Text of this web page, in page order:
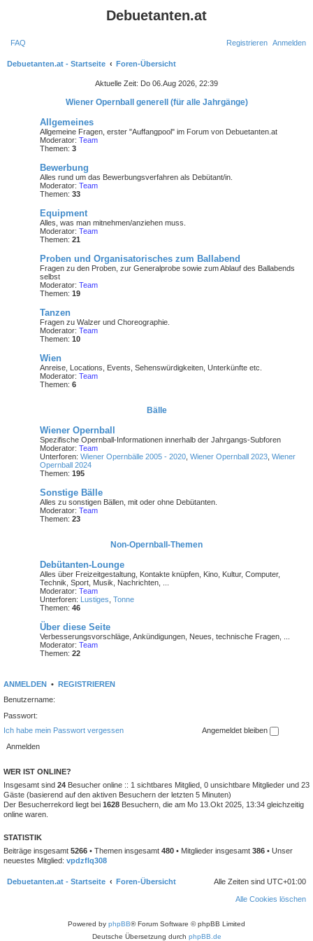
Debuetanten.at
FAQ Anmelden
Registrieren
Debuetanten.at - Startseite
Foren-Übersicht
Aktuelle Zeit: Do 06.Aug 2026, 22:39
Wiener Opernball generell (für alle Jahrgänge)
Allgemeines
Allgemeine Fragen, erster "Auffangpool" im Forum von Debuetanten.at
Moderator: Team
Themen: 3
Bewerbung
Alles rund um das Bewerbungsverfahren als Debütant/in.
Moderator: Team
Themen: 33
Equipment
Alles, was man mitnehmen/anziehen muss.
Moderator: Team
Themen: 21
Proben und Organisatorisches zum Ballabend
Fragen zu den Proben, zur Generalprobe sowie zum Ablauf des Ballabends
selbst
Moderator: Team
Themen: 19
Tanzen
Fragen zu Walzer und Choreographie.
Moderator: Team
Themen: 10
Wien
Anreise, Locations, Events, Sehenswürdigkeiten, Unterkünfte etc.
Moderator: Team
Themen: 6
Bälle
Wiener Opernball
Spezifische Opernball-Informationen innerhalb der Jahrgangs-Subforen
Moderator: Team
Unterforen: Wiener Opernbälle 2005 - 2020 Wiener Opernball 2023 Wiener
Opernball 2024
Themen: 195
Sonstige Bälle
Alles zu sonstigen Bällen, mit oder ohne Debütanten.
Moderator: Team
Themen: 23
Non-Opernball-Themen
Debütanten-Lounge
Alles über Freizeitgestaltung, Kontakte knüpfen, Kino, Kultur, Computer,
Technik, Sport, Musik, Nachrichten, ...
Moderator: Team
Unterforen: Lustiges Tonne
Themen: 46
Über diese Seite
Verbesserungsvorschläge, Ankündigungen, Neues, technische Fragen, ...
Moderator: Team
Themen: 22
ANMELDEN • REGISTRIEREN
Benutzername:
Passwort:
Ich habe mein Passwort vergessen
Angemeldet bleiben
WER IST ONLINE?
Insgesamt sind 24 Besucher online :: 1 sichtbares Mitglied, 0 unsichtbare Mitglieder und 23
Gäste (basierend auf den aktiven Besuchern der letzten 5 Minuten)
Der Besucherrekord liegt bei 1628 Besuchern, die am Mo 13.Okt 2025, 13:34 gleichzeitig
online waren.
STATISTIK
Beiträge insgesamt 5266 • Themen insgesamt 480 • Mitglieder insgesamt 386 • Unser
neuestes Mitglied: vpdzflq308
Debuetanten.at - Startseite Foren-Übersicht Alle Zeiten sind UTC+01:00
Alle Cookies löschen
Powered by phpBB® Forum Software © phpBB Limited
Deutsche Übersetzung durch phpBB.de